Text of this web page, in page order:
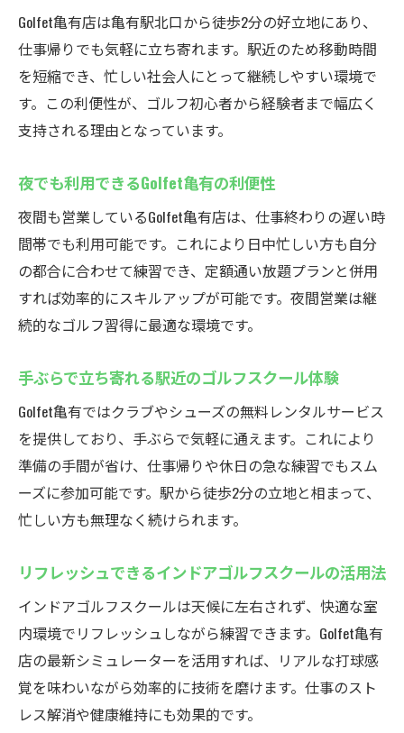
Golfet亀有店は亀有駅北口から徒歩2分の好立地にあり、
仕事帰りでも気軽に立ち寄れます。駅近のため移動時間
を短縮でき、忙しい社会人にとって継続しやすい環境で
す。この利便性が、ゴルフ初心者から経験者まで幅広く
支持される理由となっています。
夜でも利用できるGolfet亀有の利便性
夜間も営業しているGolfet亀有店は、仕事終わりの遅い時
間帯でも利用可能です。これにより日中忙しい方も自分
の都合に合わせて練習でき、定額通い放題プランと併用
すれば効率的にスキルアップが可能です。夜間営業は継
続的なゴルフ習得に最適な環境です。
手ぶらで立ち寄れる駅近のゴルフスクール体験
Golfet亀有ではクラブやシューズの無料レンタルサービス
を提供しており、手ぶらで気軽に通えます。これにより
準備の手間が省け、仕事帰りや休日の急な練習でもスム
ーズに参加可能です。駅から徒歩2分の立地と相まって、
忙しい方も無理なく続けられます。
リフレッシュできるインドアゴルフスクールの活用法
インドアゴルフスクールは天候に左右されず、快適な室
内環境でリフレッシュしながら練習できます。Golfet亀有
店の最新シミュレーターを活用すれば、リアルな打球感
覚を味わいながら効率的に技術を磨けます。仕事のスト
レス解消や健康維持にも効果的です。